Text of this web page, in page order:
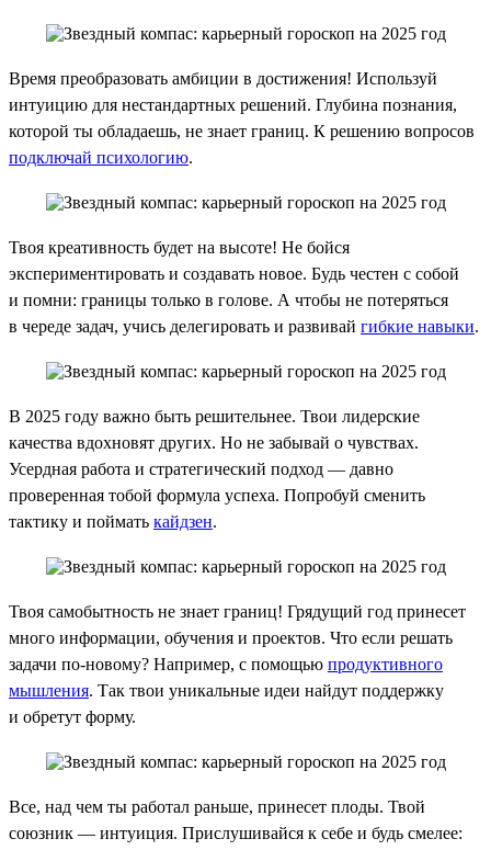
Время преобразовать амбиции в достижения! Используй
интуицию для нестандартных решений. Глубина познания,
которой ты обладаешь, не знает границ. К решению вопросов
подключай психологию.
Твоя креативность будет на высоте! Не бойся
экспериментировать и создавать новое. Будь честен с собой
и помни: границы только в голове. А чтобы не потеряться
в череде задач, учись делегировать и развивай гибкие навыки.
В 2025 году важно быть решительнее. Твои лидерские
качества вдохновят других. Но не забывай о чувствах.
Усердная работа и стратегический подход — давно
проверенная тобой формула успеха. Попробуй сменить
тактику и поймать кайдзен.
Твоя самобытность не знает границ! Грядущий год принесет
много информации, обучения и проектов. Что если решать
задачи по-новому? Например, с помощью продуктивного
мышления. Так твои уникальные идеи найдут поддержку
и обретут форму.
Все, над чем ты работал раньше, принесет плоды. Твой
союзник — интуиция. Прислушивайся к себе и будь смелее: